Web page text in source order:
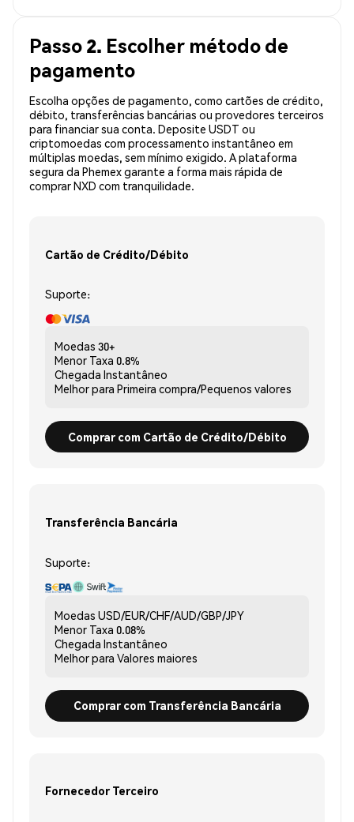
Passo 2. Escolher método de
pagamento
Escolha opções de pagamento, como cartões de crédito,
débito, transferências bancárias ou provedores terceiros
para financiar sua conta. Deposite USDT ou
criptomoedas com processamento instantâneo em
múltiplas moedas, sem mínimo exigido. A plataforma
segura da Phemex garante a forma mais rápida de
comprar NXD com tranquilidade.
Cartão de Crédito/Débito
Suporte:
Moedas 30+
Menor Taxa 0.8%
Chegada Instantâneo
Melhor para Primeira compra/Pequenos valores
Comprar com Cartão de Crédito/Débito
Transferência Bancária
Suporte:
Moedas USD/EUR/CHF/AUD/GBP/JPY
Menor Taxa 0.08%
Chegada Instantâneo
Melhor para Valores maiores
Comprar com Transferência Bancária
Fornecedor Terceiro